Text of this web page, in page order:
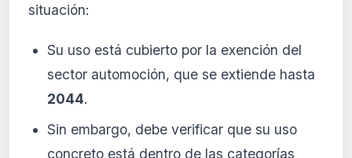
situación:
Su uso está cubierto por la exención del
sector automoción, que se extiende hasta
2044.
Sin embargo, debe verificar que su uso
concreto está dentro de las categorías